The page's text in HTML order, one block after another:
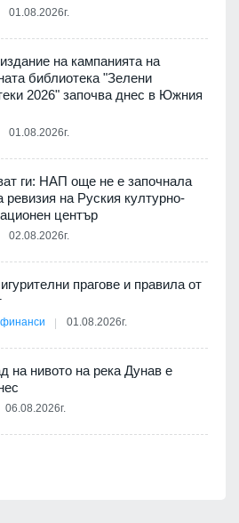
01.08.2026г.
на кампанията на
библиотека "Зелени
2026" започва днес в Южния
01.08.2026г.
ги: НАП още не е започнала
ревизия на Руския културно-
център
02.08.2026г.
прагове и правила от
01.08.2026г.
на нивото на река Дунав е
06.08.2026г.